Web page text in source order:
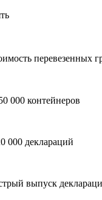
перевезенных
000 контейнеров
000 деклараций
выпуск